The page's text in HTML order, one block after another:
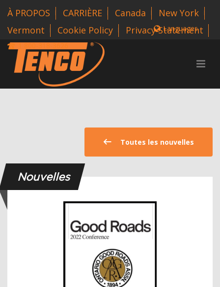
À PROPOS CARRIÈRE Canada
New York
Vermont
Cookie Policy Privacy Statement
1 800-318-3626
Languages
Toutes les nouvelles
Nouvelles